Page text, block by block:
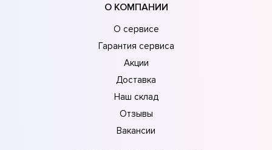
О КОМПАНИИ
О сервисе
Гарантия сервиса
Акции
Доставка
Наш склад
Отзывы
Вакансии